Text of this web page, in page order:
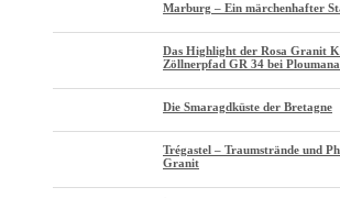
Marburg – Ein märchenhafter
Das Highlight der Rosa Granit
Zöllnerpfad GR 34 bei
Die Smaragdküste der Bretagne
Trégastel – Traumstrände und
Granit